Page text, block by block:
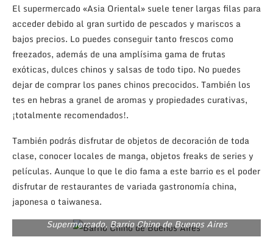
El supermercado «Asia Oriental» suele tener largas filas para
acceder debido al gran surtido de pescados y mariscos a
bajos precios. Lo puedes conseguir tanto frescos como
freezados, además de una amplísima gama de frutas
exóticas, dulces chinos y salsas de todo tipo. No puedes
dejar de comprar los panes chinos precocidos. También los
tes en hebras a granel de aromas y propiedades curativas,
¡totalmente recomendados!.
También podrás disfrutar de objetos de decoración de toda
clase, conocer locales de manga, objetos freaks de series y
películas. Aunque lo que le dio fama a este barrio es el poder
disfrutar de restaurantes de variada gastronomía china,
japonesa o taiwanesa.
Supermercado, Barrio Chino de Buenos Aires